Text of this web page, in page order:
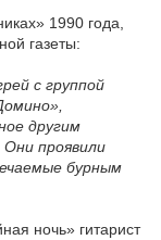
1990 года,
газеты:
с группой
другим
проявили
бурным
ночь» гитарист